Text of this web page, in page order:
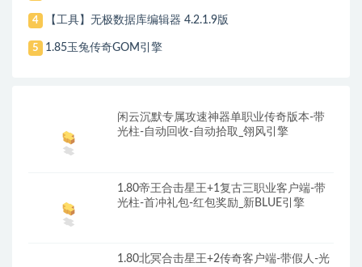
4 【工具】无极数据库编辑器 4.2.1.9版
5 1.85玉兔传奇GOM引擎
闲云沉默专属攻速神器单职业传奇版本-带
光柱-自动回收-自动拾取_翎风引擎
1.80帝王合击星王+1复古三职业客户端-带
光柱-首冲礼包-红包奖励_新BLUE引擎
1.80北冥合击星王+2传奇客户端-带假人-光